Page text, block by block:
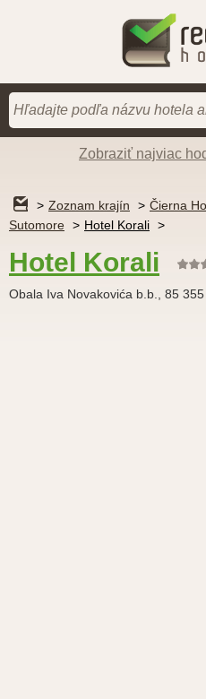
Zobraziť najviac
Zoznam krajín Čierna
Sutomore
Hotel Korali
Hotel Korali
Obala Iva Novakovića b.b., 85